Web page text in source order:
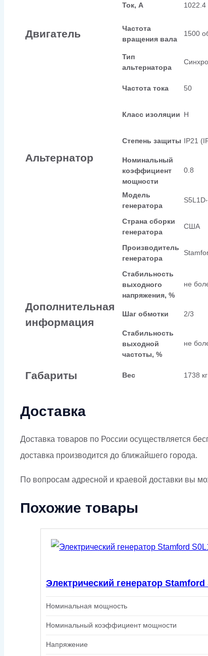
Ток, А 1022.4
Двигатель
Частота
вращения вала
1500
Альтернатор
Тип
альтернатора
Частота тока 50
Класс изоляции H
Степень защиты IP21
Номинальный
коэффициент
мощности
0.8
Модель
генератора
Страна сборки
генератора
США
Производитель
генератора
Дополнительная
информация
Стабильность
выходного
напряжения, %
не
Шаг обмотки 2/3
Стабильность
выходной
частоты, %
не
Габариты Вес 1738 кг
Доставка
Доставка товаров по России осуществляется
доставка производится до ближайшего города.
По вопросам адресной и краевой доставки вы
Похожие товары
Электрический генератор Stamford
Номинальная мощность
Номинальный коэффициент мощности
Напряжение